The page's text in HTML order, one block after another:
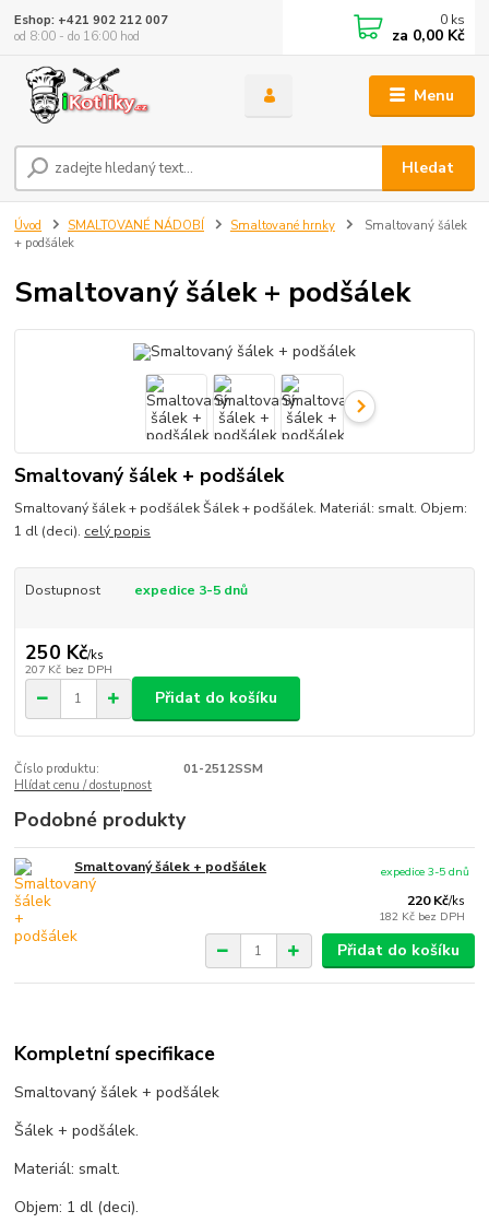
Menu
Hledat
Eshop: +421 902 212 007
od 8:00 - do 16:00 hod
0 ks
za 0,00 Kč
Úvod SMALTOVANÉ NÁDOBÍ Smaltované hrnky
Smaltovaný šálek
+ podšálek
Smaltovaný šálek + podšálek
Smaltovaný šálek + podšálek
Smaltovaný šálek + podšálek Šálek + podšálek. Materiál: smalt. Objem:
1 dl (deci). celý popis
Dostupnost expedice 3-5 dnů
250 Kč/ks
207 Kč bez DPH
Přidat do košíku
Číslo produktu:
01-2512SSM
Hlídat cenu / dostupnost
Podobné produkty
Smaltovaný šálek + podšálek
220 Kč/ks
182 Kč bez DPH
expedice 3-5 dnů
Přidat do košíku
Kompletní specifikace
Smaltovaný šálek + podšálek
Šálek + podšálek.
Materiál: smalt.
Objem: 1 dl (deci).